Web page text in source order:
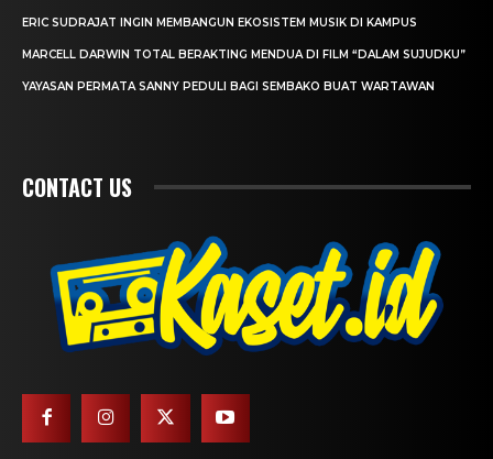
ERIC SUDRAJAT INGIN MEMBANGUN EKOSISTEM MUSIK DI KAMPUS
MARCELL DARWIN TOTAL BERAKTING MENDUA DI FILM “DALAM SUJUDKU”
YAYASAN PERMATA SANNY PEDULI BAGI SEMBAKO BUAT WARTAWAN
CONTACT US